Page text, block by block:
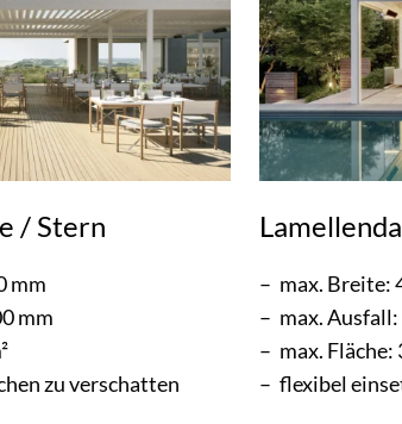
/ Stern
mm
mm
zu verschatten
max. Breite:
max.
max. Fläche:
flexibel